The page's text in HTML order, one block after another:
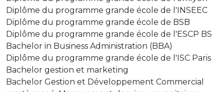
Diplôme du programme grande école de l'INSEEC
Diplôme du programme grande école de BSB
Diplôme du programme grande école de l'ESCP BS
Bachelor in Business Administration (BBA)
Diplôme du programme grande école de l'ISC Paris
Bachelor gestion et marketing
Bachelor Gestion et Développement Commercial